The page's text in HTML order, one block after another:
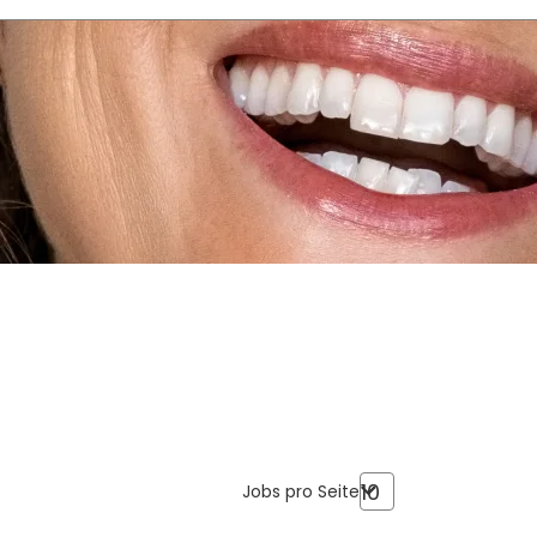
Jobs pro Seite